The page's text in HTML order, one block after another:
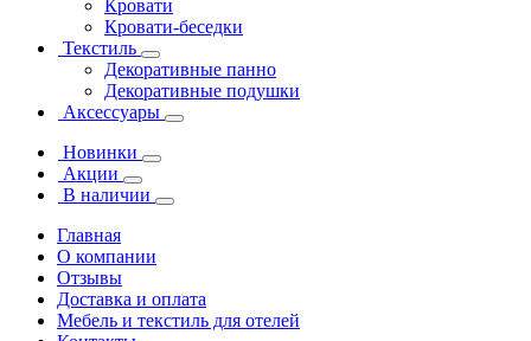
Кровати
Кровати-беседки
Текстиль
Декоративные панно
Декоративные подушки
Аксессуары
Новинки
Акции
В наличии
Главная
О компании
Отзывы
Доставка и оплата
Мебель и текстиль для отелей